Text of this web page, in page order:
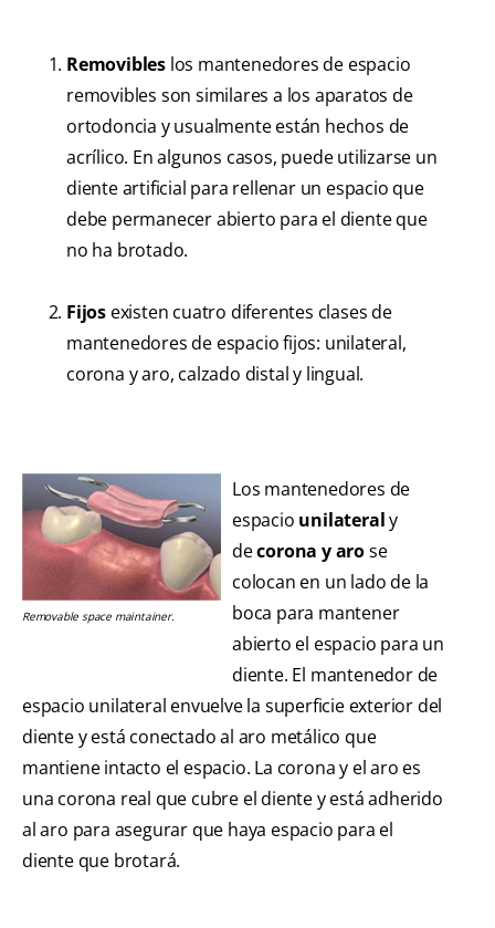
Removibles los mantenedores de espacio
removibles son similares a los aparatos de
ortodoncia y usualmente están hechos de
acrílico. En algunos casos, puede utilizarse un
diente artificial para rellenar un espacio que
debe permanecer abierto para el diente que
no ha brotado.
Fijos existen cuatro diferentes clases de
mantenedores de espacio fijos: unilateral,
corona y aro, calzado distal y lingual.
Removable space maintainer.
Los mantenedores de
espacio unilateraly
decorona y arose
colocan en un lado de la
boca para mantener
abierto el espacio para un
diente. El mantenedor de
espacio unilateral envuelve la superficie exterior del
diente y está conectado al aro metálico que
mantiene intacto el espacio. La corona y el aro es
una corona real que cubre el diente y está adherido
al aro para asegurar que haya espacio para el
diente que brotará.